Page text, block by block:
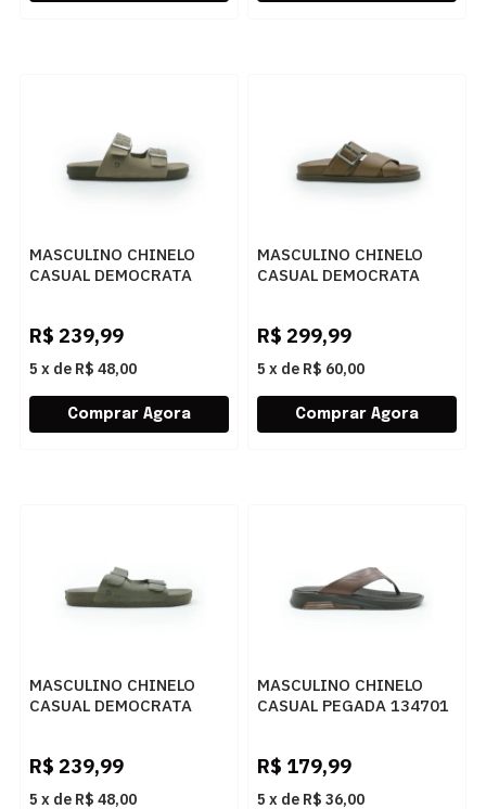
MASCULINO CHINELO
CASUAL DEMOCRATA
R$ 239,99
5 x de R$ 48,00
MASCULINO CHINELO
CASUAL DEMOCRATA
R$ 299,99
5 x de R$ 60,00
MASCULINO CHINELO
CASUAL DEMOCRATA
R$ 239,99
5 x de R$ 48,00
MASCULINO CHINELO
CASUAL PEGADA 134701
R$ 179,99
5 x de R$ 36,00